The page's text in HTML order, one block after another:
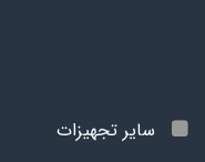
سایر تجهیزات